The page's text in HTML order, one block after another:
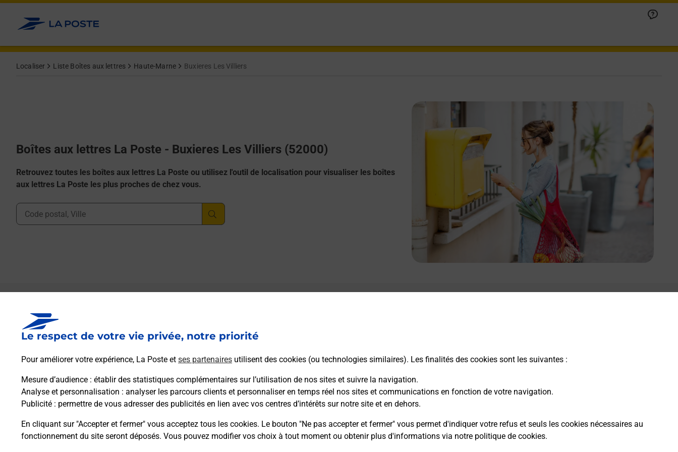
Le respect de votre vie privée, notre priorité
Pour améliorer votre expérience, La Poste et ses partenaires utilisent des cookies (ou technologies similaires). Les finalités des cookies sont les suivantes :
Mesure d’audience : établir des statistiques complémentaires sur l’utilisation de nos sites et suivre la navigation.
Analyse et personnalisation : analyser les parcours clients et personnaliser en temps réel nos sites et communications en fonction de votre navigation.
Publicité : permettre de vous adresser des publicités en lien avec vos centres d’intérêts sur notre site et en dehors.
En cliquant sur "Accepter et fermer" vous acceptez tous les cookies. Le bouton "Ne pas accepter et fermer" vous permet d'indiquer votre refus et seuls les cookies nécessaires au
fonctionnement du site seront déposés. Vous pouvez modifier vos choix à tout moment ou obtenir plus d'informations via notre politique de cookies.
Allez au contenu
Localiser Liste Boîtes aux lettres Haute-Marne Buxieres Les Villiers
Boîtes aux lettres La Poste - Buxieres Les Villiers (52000)
Retrouvez toutes les boîtes aux lettres La Poste ou utilisez l'outil de localisation pour visualiser les boîtes
aux lettres La Poste les plus proches de chez vous.
Ville, Département, Code Postal
Boîte aux Lettres La Poste
Collecte du courrier aujourd'hui à 09h00
6 Rue Du Baron De Beine
Itinéraire